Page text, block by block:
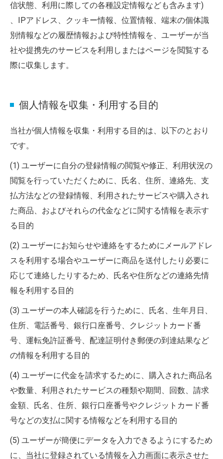
信状態、利用に際しての各種設定情報なども含みます)
、IPアドレス、クッキー情報、位置情報、端末の個体識
別情報などの履歴情報および特性情報を、ユーザーが当
社や提携先のサービスを利用しまたはページを閲覧する
際に収集します。
個人情報を収集・利用する目的
当社が個人情報を収集・利用する目的は、以下のとおり
です。
(1) ユーザーに自分の登録情報の閲覧や修正、利用状況の
閲覧を行っていただくために、氏名、住所、連絡先、支
払方法などの登録情報、利用されたサービスや購入され
た商品、およびそれらの代金などに関する情報を表示す
る目的
(2) ユーザーにお知らせや連絡をするためにメールアドレ
スを利用する場合やユーザーに商品を送付したり必要に
応じて連絡したりするため、氏名や住所などの連絡先情
報を利用する目的
(3) ユーザーの本人確認を行うために、氏名、生年月日、
住所、電話番号、銀行口座番号、クレジットカード番
号、運転免許証番号、配達証明付き郵便の到達結果など
の情報を利用する目的
(4) ユーザーに代金を請求するために、購入された商品名
や数量、利用されたサービスの種類や期間、回数、請求
金額、氏名、住所、銀行口座番号やクレジットカード番
号などの支払に関する情報などを利用する目的
(5) ユーザーが簡便にデータを入力できるようにするため
に、当社に登録されている情報を入力画面に表示させた